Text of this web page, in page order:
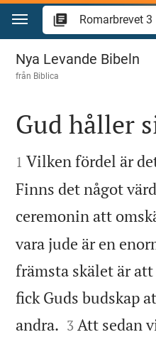
Hoppa till innehåll
Romarbrevet 3
Nya Levande Bibeln
från Biblica

Gud håller

1 Vilken fördel är
Finns det något
ceremonin att
vara jude är en
främsta skälet är
fick Guds budskap
andra. 

3 Att sedan